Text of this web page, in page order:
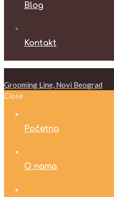
Blog
Kontakt
Grooming Line, Novi Beograd
Close
Početna
O nama